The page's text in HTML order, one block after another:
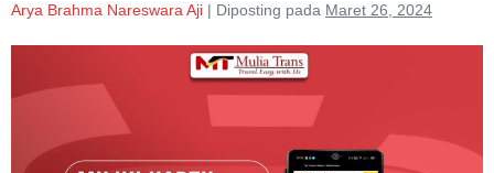
Arya Brahma Nareswara Aji | Diposting pada Maret 26, 2024
Transport